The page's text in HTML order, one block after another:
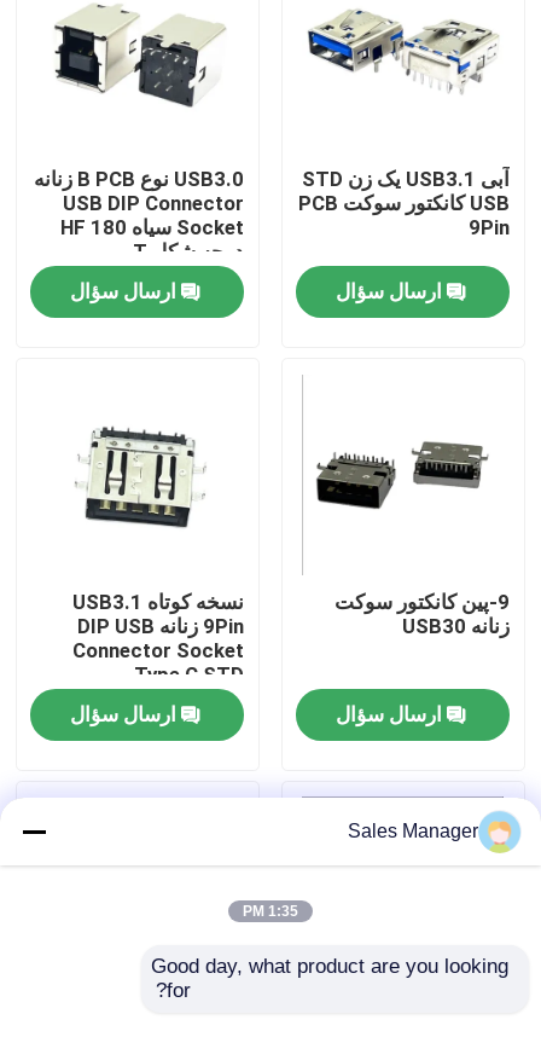
اطلاعات تماس
کانکتور DIP USB
کانکتور سوکت USB
کانکتورهای USB نوع C
کانکتور سوکت DP
آبی USB3.1 یک زن STD
USB کانکتور سوکت PCB
9Pin
ارسال سؤال
USB3.0 نوع B PCB زنانه
USB DIP Connector
Socket سیاه HF 180
درجه شکل T
ارسال سؤال
9-پین کانکتور سوکت
زنانه USB30
ارسال سؤال
نسخه کوتاه USB3.1
9Pin زنانه DIP USB
Connector Socket
Type C STD
ارسال سؤال
Sales Manager
1:35 PM
Good day, what product are you looking
for?